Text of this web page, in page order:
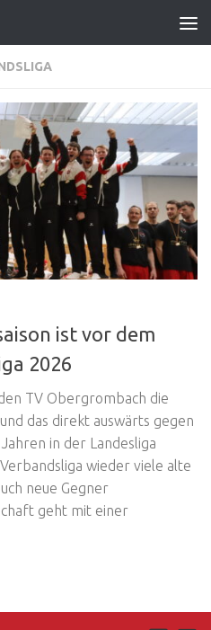
ist vor dem
2026
TV Obergrombach die
das direkt auswärts gegen
in der Landesliga
wieder viele alte
neue Gegner
geht mit einer